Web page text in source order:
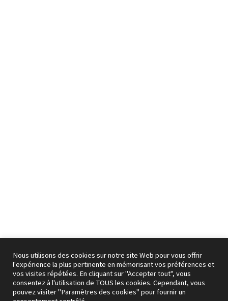
Nous utilisons des cookies sur notre site Web pour vous offrir
l'expérience la plus pertinente en mémorisant vos préférences et
vos visites répétées. En cliquant sur "Accepter tout", vous
consentez à l'utilisation de TOUS les cookies. Cependant, vous
pouvez visiter "Paramètres des cookies" pour fournir un